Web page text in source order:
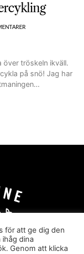
över tröskeln ikväll.
på snö! Jag har
MED MIG
för att ge dig den
dina
Genom att klicka